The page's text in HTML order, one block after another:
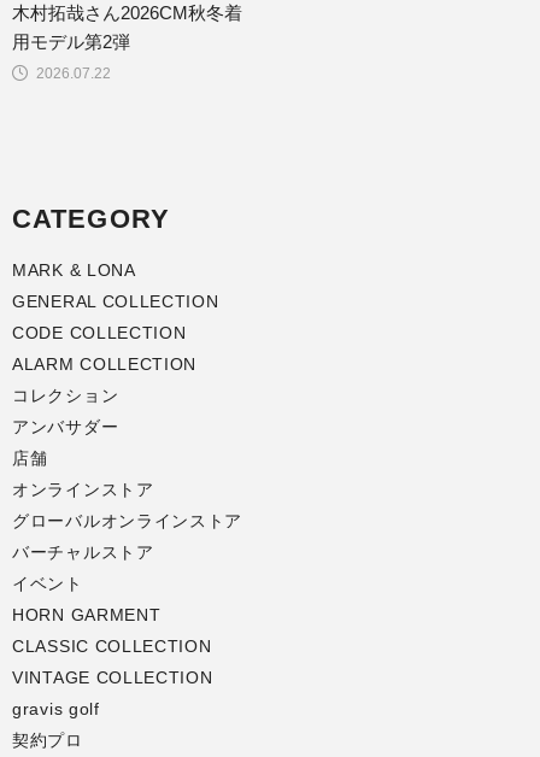
2026.07.22
木村拓哉さん2026CM秋冬着
用モデル第2弾
CATEGORY
MARK & LONA
GENERAL COLLECTION
CODE COLLECTION
ALARM COLLECTION
コレクション
アンバサダー
店舗
オンラインストア
グローバルオンラインストア
バーチャルストア
イベント
HORN GARMENT
CLASSIC COLLECTION
VINTAGE COLLECTION
gravis golf
契約プロ